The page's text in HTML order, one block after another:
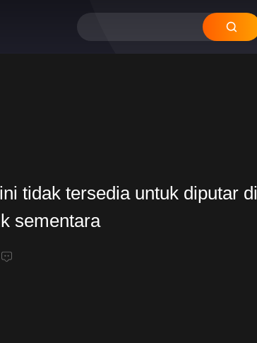
tidak tersedia untuk diputar di
sementara